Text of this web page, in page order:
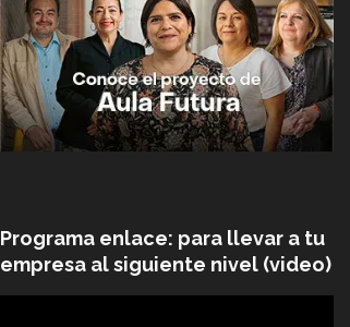
Programa enlace: para llevar a tu
empresa al siguiente nivel (video)